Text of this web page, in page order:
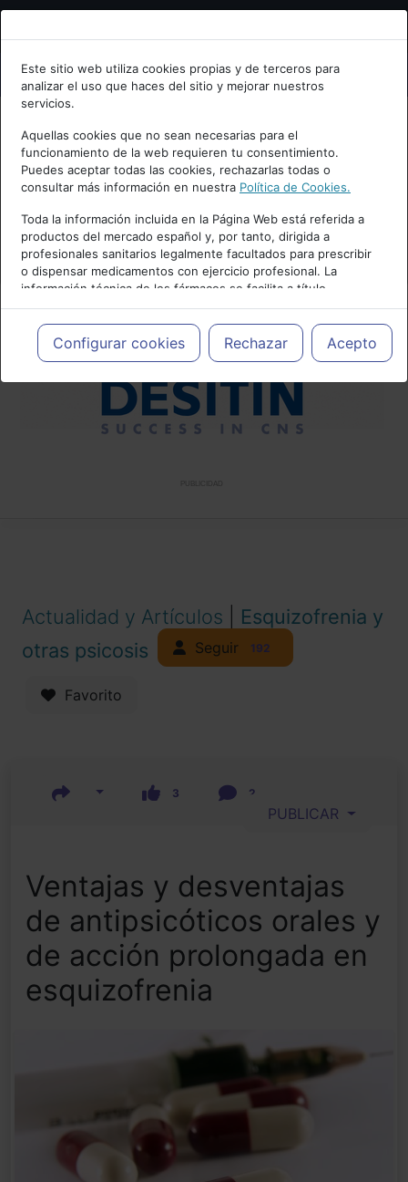
Bienvenid@ a psiquiatria.com
Escribe tu Email
Accede o regístrate con tu email.
Cancelar
Este sitio web utiliza cookies propias y de terceros para
analizar el uso que haces del sitio y mejorar nuestros
servicios.
Aquellas cookies que no sean necesarias para el
funcionamiento de la web requieren tu consentimiento.
Puedes aceptar todas las cookies, rechazarlas todas o
consultar más información en nuestra Política de Cookies.
Toda la información incluida en la Página Web está referida a
productos del mercado español y, por tanto, dirigida a
profesionales sanitarios legalmente facultados para prescribir
o dispensar medicamentos con ejercicio profesional. La
información técnica de los fármacos se facilita a título
meramente informativo, siendo responsabilidad de los
profesionales facultados prescribir medicamentos y decidir, en
cada caso concreto, el tratamiento más adecuado a las
necesidades del paciente.
Configurar cookies Rechazar Acepto
Actualidad y Artículos
Esquizofrenia y
otras psicosis
Seguir 192
Favorito
3 2
PUBLICAR
Ventajas y desventajas
de antipsicóticos orales y
de acción prolongada en
esquizofrenia